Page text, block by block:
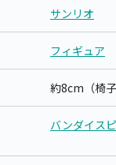
サンリオ
フィギュア
約8cm（椅子
バンダイス